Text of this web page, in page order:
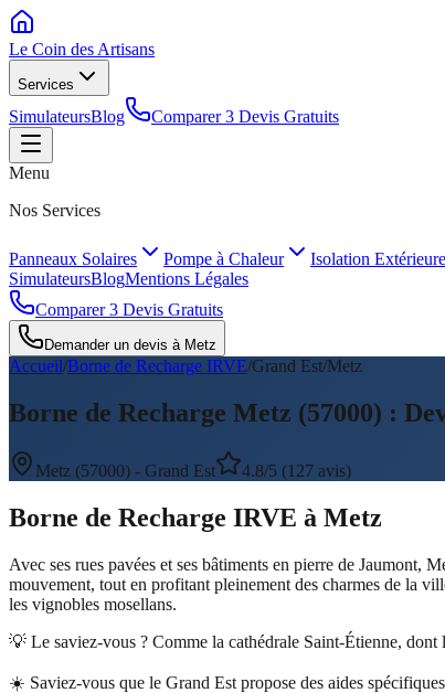
Le Coin des Artisans
Services
SimulateursBlog Comparer 3 Devis Gratuits
Menu
Nos Services
Panneaux Solaires Pompe à Chaleur Isolation
SimulateursBlogMentions Légales
Comparer 3 Devis Gratuits
Demander un devis à Metz
Accueil/Borne de Recharge IRVE/Grand Est/Metz
Borne de Recharge Metz (57000) :
Metz (57000) - Grand Est 4.8/5 (127 avis)
Borne de Recharge IRVE à Metz
Avec ses rues pavées et ses bâtiments en pierre de Jaumont,
mouvement, tout en profitant pleinement des charmes de la
les vignobles mosellans.
💡 Le saviez-vous ? Comme la cathédrale Saint-Étienne,
☀️ Saviez-vous que le Grand Est propose des aides